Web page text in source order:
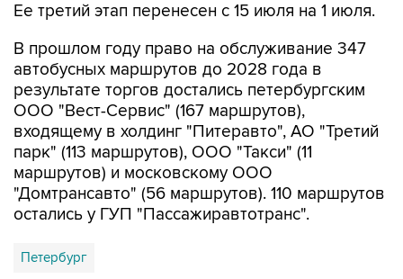
Ее третий этап перенесен с 15 июля на 1 июля.
В прошлом году право на обслуживание 347
автобусных маршрутов до 2028 года в
результате торгов достались петербургским
ООО "Вест-Сервис" (167 маршрутов),
входящему в холдинг "Питеравто", АО "Третий
парк" (113 маршрутов), ООО "Такси" (11
маршрутов) и московскому ООО
"Домтрансавто" (56 маршрутов). 110 маршрутов
остались у ГУП "Пассажиравтотранс".
Петербург